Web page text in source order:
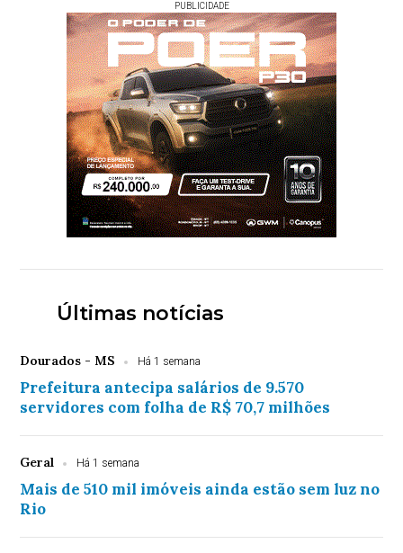
PUBLICIDADE
Últimas notícias
Dourados - MS Há 1 semana
Prefeitura antecipa salários de 9.570
servidores com folha de R$ 70,7 milhões
Geral Há 1 semana
Mais de 510 mil imóveis ainda estão sem luz no
Rio